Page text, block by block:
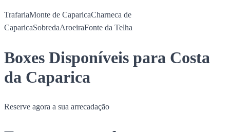
TrafariaMonte de CaparicaCharneca de
CaparicaSobredaAroeiraFonte da Telha
Boxes Disponíveis para Costa
da Caparica
Reserve agora a sua arrecadação